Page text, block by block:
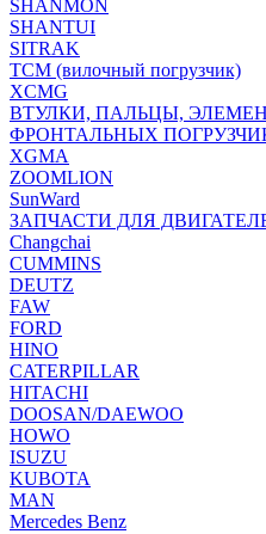
SHANMON
SHANTUI
SITRAK
TCM (вилочный погрузчик)
XCMG
ВТУЛКИ, ПАЛЬЦЫ,
ФРОНТАЛЬНЫХ
XGMA
ZOOMLION
SunWard
ЗАПЧАСТИ ДЛЯ
Changchai
CUMMINS
DEUTZ
FAW
FORD
HINO
CATERPILLAR
HITACHI
DOOSAN/DAEWOO
HOWO
ISUZU
KUBOTA
MAN
Mercedes Benz